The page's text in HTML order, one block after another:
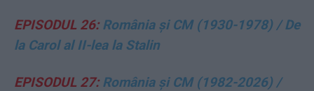
EPISODUL 26:România și CM (1930-1978) / De
la Carol al II-lea la Stalin
EPISODUL 27:România și CM (1982-2026) /